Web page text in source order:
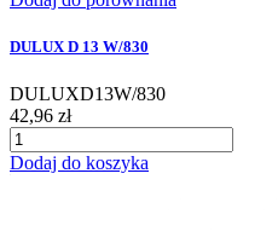
DULUX D 13 W/830
DULUXD13W/830
42,96 zł
Dodaj do koszyka